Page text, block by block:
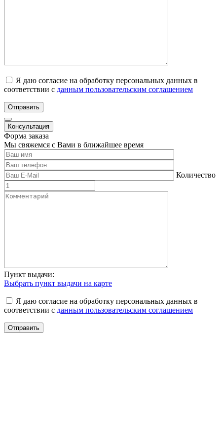
Я даю согласие на обработку персональных данных в
соответствии с данным пользовательским соглашением
Отправить
Консультация
Форма заказа
Мы свяжемся с Вами в ближайшее время
Количество
Пункт выдачи:
Выбрать пункт выдачи на карте
Я даю согласие на обработку персональных данных в
соответствии с данным пользовательским соглашением
Отправить